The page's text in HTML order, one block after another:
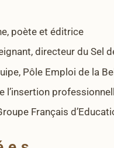
poète et éditrice
directeur du Sel
Pôle Emploi de la
l’insertion
Français